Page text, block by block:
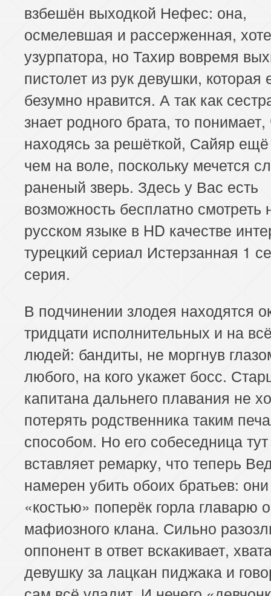
153 серия
154 серия 155 серия
157 серия
158 серия 159 серия
161 серия
162 серия 163 серия
165 серия
166 серия 167 серия
169 серия
170 серия 171 серия
173 серия
174 серия 175 серия
177 серия
178 серия 179 серия
181 серия
182 серия 183 серия
185 серия
189 серия
190 серия 191 серия
193 серия
194 серия 195 серия
197 серия
198 серия 199 серия
201 серия
202 серия 203 серия
205 серия
206 серия 207 серия
взбешён выходкой Нефес: она,
осмелевшая и рассерженная,
узурпатора, но Тахир вовремя
пистолет из рук девушки, которая
безумно нравится. А так как
знает родного брата, то понимает,
находясь за решёткой, Сайяр
чем на воле, поскольку мечется
раненый зверь. Здесь у Вас есть
возможность бесплатно смотреть
русском языке в HD качестве
турецкий сериал Истерзанная 1
серия.
В подчинении злодея находятся
тридцати исполнительных и на
людей: бандиты, не моргнув
любого, на кого укажет босс.
капитана дальнего плавания не
потерять родственника таким
способом. Но его собеседница
вставляет ремарку, что теперь
намерен убить обоих братьев: они
«костью» поперёк горла главарю
мафиозного клана. Сильно
оппонент в ответ вскакивает,
девушку за лацкан пиджака и